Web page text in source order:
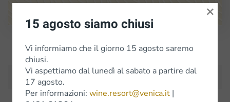
Iscriviti alla Newsletter
15 agosto siamo chiusi
Vi informiamo che il giorno 15 agosto saremo
chiusi.
Vi aspettiamo dal lunedì al sabato a partire dal
17 agosto.
Per informazioni: wine.resort@venica.it |
×